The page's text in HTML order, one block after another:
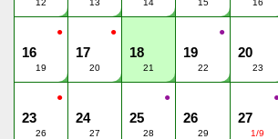
12 13 14 15 16
●
16
19
●
17
20
18
21
●
19
22
20
23
●
23
26
24
27
●
25
28
26
29
27
1/9